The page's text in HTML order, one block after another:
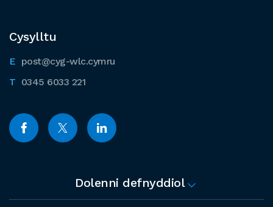
Cysylltu
post@cyg-wlc.cymru
0345 6033 221
Dolenni defnyddiol